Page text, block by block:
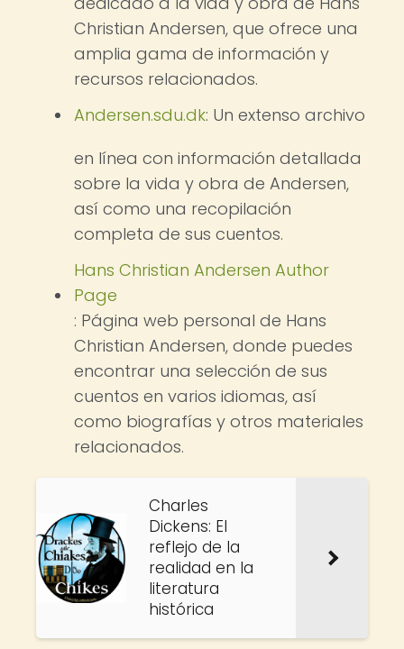
Christian Andersen, que ofrece una
amplia gama de información y
recursos relacionados.
Andersen.sdu.dk: Un extenso archivo
en línea con información detallada
sobre la vida y obra de Andersen,
así como una recopilación
completa de sus cuentos.
Hans Christian Andersen Author
Page
: Página web personal de Hans
Christian Andersen, donde puedes
encontrar una selección de sus
cuentos en varios idiomas, así
como biografías y otros materiales
relacionados.
Charles
Dickens: El
reflejo de la
realidad en la
literatura
histórica